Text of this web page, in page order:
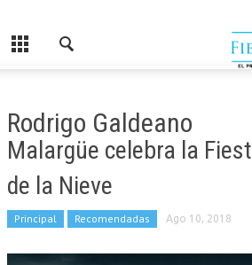
Rodrigo Galdeano
Malargüe celebra la
de la Nieve
Principal Recomendadas Ago 10, 2018